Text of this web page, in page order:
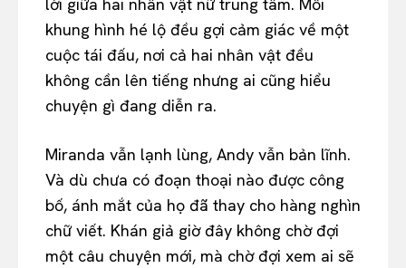
lời giữa hai nhân vật nữ trung tâm. Mỗi
khung hình hé lộ đều gợi cảm giác về một
cuộc tái đấu, nơi cả hai nhân vật đều
không cần lên tiếng nhưng ai cũng hiểu
chuyện gì đang diễn ra.
Miranda vẫn lạnh lùng, Andy vẫn bản lĩnh.
Và dù chưa có đoạn thoại nào được công
bố, ánh mắt của họ đã thay cho hàng nghìn
chữ viết. Khán giả giờ đây không chờ đợi
một câu chuyện mới, mà chờ đợi xem ai sẽ